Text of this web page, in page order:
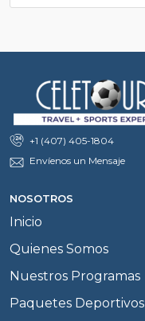
+1 (407) 405-1804
Envíenos un Mensaje
NOSOTROS
Inicio
Quienes Somos
Nuestros Programas
Paquetes Deportivos